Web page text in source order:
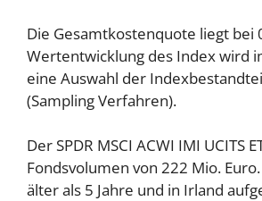
Die Gesamtkostenquote liegt bei
Wertentwicklung des Index wird
eine Auswahl der
(Sampling Verfahren).
Der SPDR MSCI ACWI IMI UCITS
Fondsvolumen von 222 Mio. Euro.
älter als 5 Jahre und in Irland